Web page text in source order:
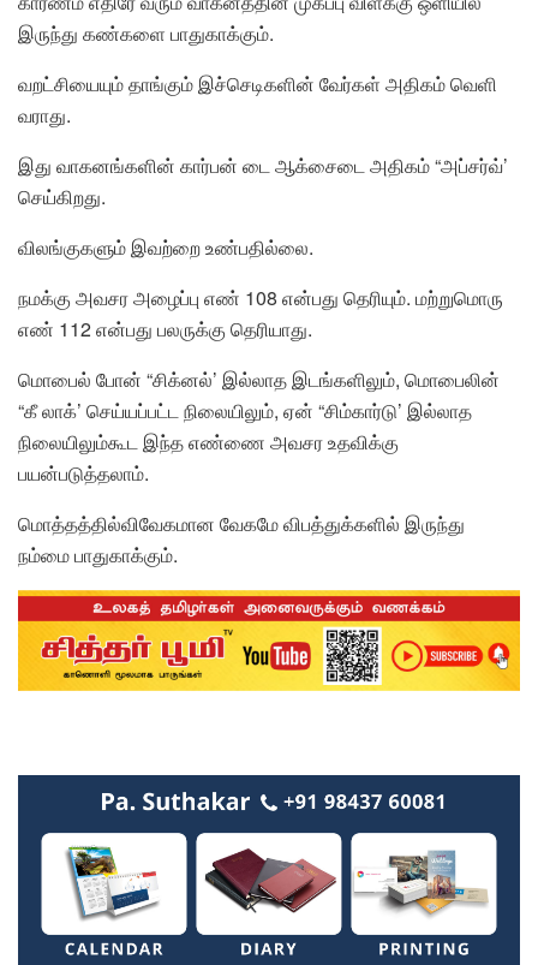
இருந்து கண்களை பாதுகாக்கும்.
வறட்சியையும் தாங்கும் இச்செடிகளின் வேர்கள் அதிகம் வெளி
வராது.
இது வாகனங்களின் கார்பன் டை ஆக்சைடை அதிகம் “அப்சர்வ்’
செய்கிறது.
விலங்குகளும் இவற்றை உண்பதில்லை.
நமக்கு அவசர அழைப்பு எண் 108 என்பது தெரியும். மற்றுமொரு
எண் 112 என்பது பலருக்கு தெரியாது.
மொபைல் போன் “சிக்னல்’ இல்லாத இடங்களிலும், மொபைலின்
“கீ லாக்’ செய்யப்பட்ட நிலையிலும், ஏன் “சிம்கார்டு’ இல்லாத
நிலையிலும்கூட இந்த எண்ணை அவசர உதவிக்கு
பயன்படுத்தலாம்.
மொத்தத்தில்விவேகமான வேகமே விபத்துக்களில் இருந்து
நம்மை பாதுகாக்கும்.